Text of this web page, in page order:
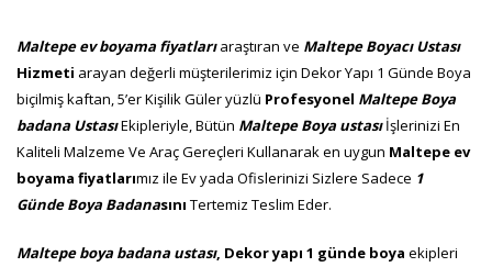
Maltepe ev boyama fiyatlarıaraştıran ve Maltepe Boyacı Ustası
Hizmeti arayan değerli müşterilerimiz için Dekor Yapı 1 Günde Boya
biçilmiş kaftan, 5’er Kişilik Güler yüzlü Profesyonel Maltepe Boya
badana UstasıEkipleriyle, Bütün Maltepe Boya ustasıİşlerinizi En
Kaliteli Malzeme Ve Araç Gereçleri Kullanarak en uygun Maltepe ev
boyama fiyatlarımız ile Ev yada Ofislerinizi Sizlere Sadece 1
GündeBoya Badanasını Tertemiz Teslim Eder.
Maltepe boya badana ustası, Dekor yapı 1 günde boya ekipleri